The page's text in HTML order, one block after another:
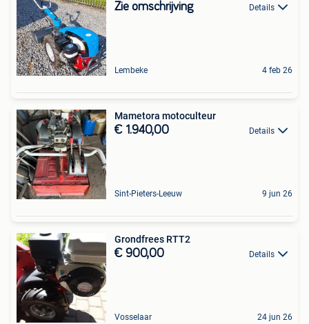
Zie omschrijving Details
Lembeke 4 feb 26
Mametora motoculteur
€ 1.940,00 Details
Sint-Pieters-Leeuw 9 jun 26
Grondfrees RTT2
€ 900,00 Details
Vosselaar 24 jun 26